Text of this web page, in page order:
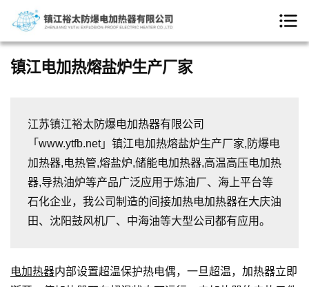
镇江电加热熔盐炉生产厂家
江苏镇江裕太防爆电加热器有限公司
「www.ytfb.net」镇江电加热熔盐炉生产厂家,防爆电
加热器,电热管,熔盐炉,储能电加热器,高温高压电加热
器,导热油炉等产品广泛应用于炼油厂、海上平台等
石化企业，我公司制造的间接加热电加热器在大庆油
田、沈阳鼓风机厂、中海油等大型公司都有应用。
电加热器内部设置超温保护热电偶，一旦超温，加热器立即